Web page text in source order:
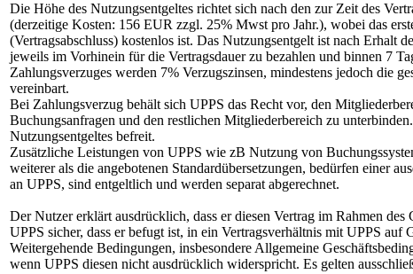
Die Höhe des Nutzungsentgeltes richtet sich nach den zur Zeit des
(derzeitige Kosten: 156 EUR zzgl. 25% Mwst pro Jahr.), wobei das
(Vertragsabschluss) kostenlos ist. Das Nutzungsentgelt ist nach Erhalt
jeweils im Vorhinein für die Vertragsdauer zu bezahlen und binnen 7
Zahlungsverzuges werden 7% Verzugszinsen, mindestens jedoch die
vereinbart.
Bei Zahlungsverzug behält sich UPPS das Recht vor, den
Buchungsanfragen und den restlichen Mitgliederbereich zu
Nutzungsentgeltes befreit.
Zusätzliche Leistungen von UPPS wie zB Nutzung von
weiterer als die angebotenen Standardübersetzungen, bedürfen einer
an UPPS, sind entgeltlich und werden separat abgerechnet.
Der Nutzer erklärt ausdrücklich, dass er diesen Vertrag im Rahmen des
UPPS sicher, dass er befugt ist, in ein Vertragsverhältnis mit UPPS auf
Weitergehende Bedingungen, insbesondere Allgemeine
wenn UPPS diesen nicht ausdrücklich widerspricht. Es gelten